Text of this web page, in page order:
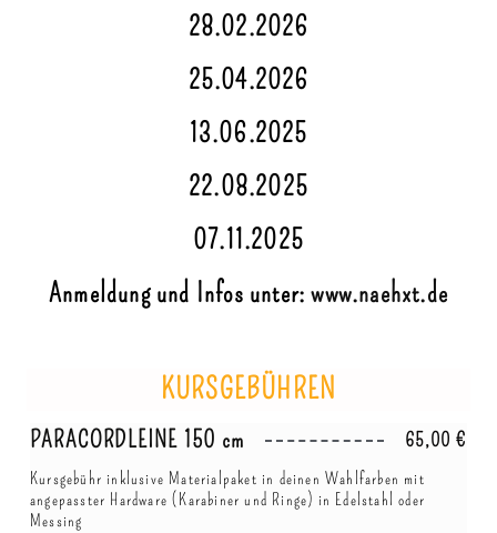
28.02.2026
25.04.2026
13.06.2025
22.08.2025
07.11.2025
Anmeldung und Infos unter:www.naehxt.de
KURSGEBÜHREN
PARACORDLEINE 150 cm 65,00 €
Kursgebühr inklusive Materialpaket in deinen Wahlfarben mit
angepasster Hardware (Karabiner und Ringe) in Edelstahl oder
Messing